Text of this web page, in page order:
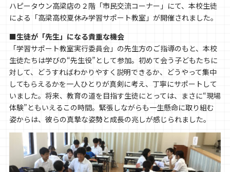
ハピータウン高梁店の２階「市民交流コーナー」にて、本校生徒
による「高梁高校夏休み学習サポート教室」が開催されました。
■生徒が「先生」になる貴重な機会
「学習サポート教室実行委員会」の先生方のご指導のもと、本校
生徒たちは学びの“先生役”として参加。初めて会う子どもたちに
対して、どうすればわかりやすく説明できるか、どうやって集中
してもらえるかを一人ひとりが真剣に考え、丁寧にサポートして
いました。将来、教育の道を目指す生徒にとっては、まさに“現場
体験”ともいえるこの時間。緊張しながらも一生懸命に取り組む
姿からは、彼らの真摯な姿勢と成長の兆しが感じられました。